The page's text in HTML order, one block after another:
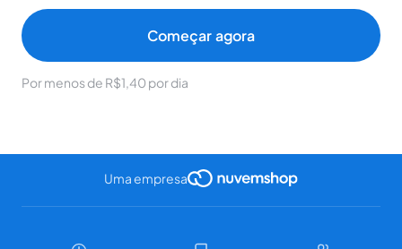
Começar agora
Por menos de R$1,40 por dia
Uma empresa